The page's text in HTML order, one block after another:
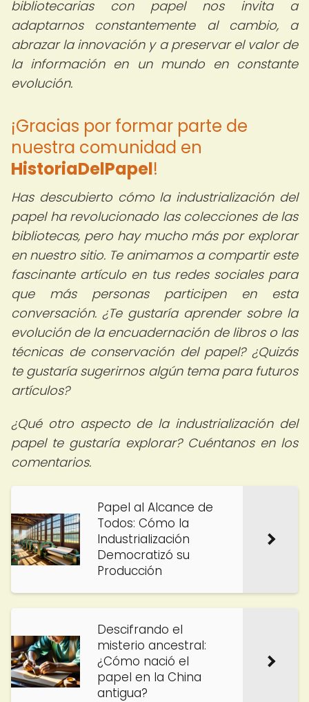
bibliotecarias con papel nos invita a
adaptarnos constantemente al cambio, a
abrazar la innovación y a preservar el valor de
la información en un mundo en constante
evolución.
¡Gracias por formar parte de
nuestra comunidad en
HistoriaDelPapel!
Has descubierto cómo la industrialización del
papel ha revolucionado las colecciones de las
bibliotecas, pero hay mucho más por explorar
en nuestro sitio. Te animamos a compartir este
fascinante artículo en tus redes sociales para
que más personas participen en esta
conversación. ¿Te gustaría aprender sobre la
evolución de la encuadernación de libros o las
técnicas de conservación del papel? ¿Quizás
te gustaría sugerirnos algún tema para futuros
artículos?
¿Qué otro aspecto de la industrialización del
papel te gustaría explorar? Cuéntanos en los
comentarios.
Papel al Alcance de
Todos: Cómo la
Industrialización
Democratizó su
Producción
Descifrando el
misterio ancestral:
¿Cómo nació el
papel en la China
antigua?